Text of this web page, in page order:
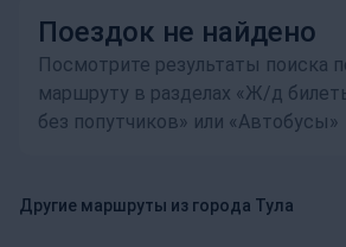
Поездок не найдено
Посмотрите результаты поиска
маршруту в разделах «Ж/д
без попутчиков» или «Автобусы»
Другие маршруты из города Тула